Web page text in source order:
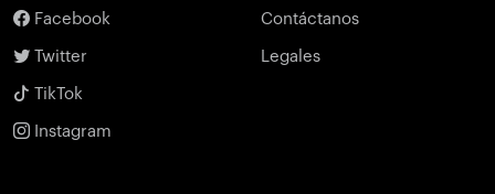
Facebook
Twitter
TikTok
Instagram
Contáctanos
Legales